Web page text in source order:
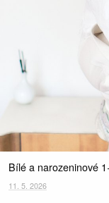
Bílé a narozeninové
11. 5. 2026